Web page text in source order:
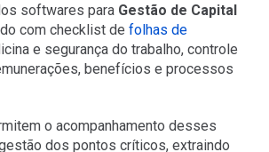
softwares para Gestão de Capital
com checklist de folhas de
e segurança do trabalho, controle
benefícios e processos
o acompanhamento desses
dos pontos críticos, extraindo